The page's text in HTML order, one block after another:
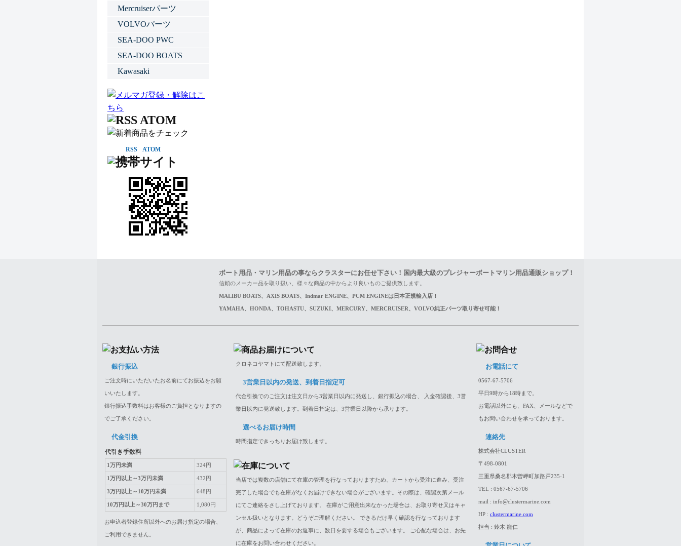
Mercruiserパーツ
VOLVOパーツ
SEA-DOO PWC
SEA-DOO BOATS
Kawasaki
RSS ATOM
ボート用品・マリン用品の事ならクラスターにお任せ下さい！国内最大級のプレジャーボートマリン用品通販ショップ！
信頼のメーカー品を取り扱い、様々な商品の中からより良いものご提供致します。
MALIBU BOATS、AXIS BOATS、Indmar ENGINE、PCM ENGINEは日本正規輸入店！
YAMAHA、HONDA、TOHASTU、SUZUKI、MERCURY、MERCRUISER、VOLVO純正パーツ取り寄せ可能！
銀行振込
ご注文時にいただいたお名前にてお振込をお願
いいたします。
銀行振込手数料はお客様のご負担となりますの
でご了承ください。
代金引換
代引き手数料
1万円未満 324円
1万円以上～3万円未満 432円
3万円以上～10万円未満 648円
10万円以上～30万円まで 1,080円
お申込者登録住所以外へのお届け指定の場合、
ご利用できません。
クロネコヤマトにて配送致します。
3営業日以内の発送、到着日指定可
代金引換でのご注文は注文日から3営業日以内に発送し、銀行振込の場合、 入金確認後、3営
業日以内に発送致します。到着日指定は、3営業日以降から承ります。
選べるお届け時間
時間指定できっちりお届け致します。
当店では複数の店舗にて在庫の管理を行なっておりますため、カートから受注に進み、受注
完了した場合でも在庫がなくお届けできない場合がございます。その際は、確認次第メール
にてご連絡をさし上げております。 在庫がご用意出来なかった場合は、お取り寄せ又はキャ
ンセル扱いとなります。どうぞご理解ください。 できるだけ早く確認を行なっております
が、商品によって在庫のお返事に、数日を要する場合もございます。 ご心配な場合は、お先
に在庫をお問い合わせください。
お電話にて
0567-67-5706
平日9時から18時まで。
お電話以外にも、FAX、メールなどで
もお問い合わせを承っております。
連絡先
株式会社CLUSTER
〒498-0801
三重県桑名郡木曽岬町加路戸235-1
TEL : 0567-67-5706
mail : info@clustermarine.com
HP : clustermarine.com
担当 : 鈴木 龍仁